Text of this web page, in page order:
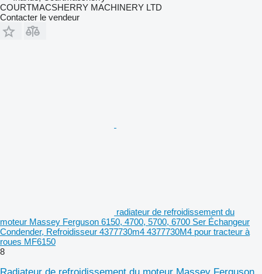
COURTMACSHERRY MACHINERY LTD
Contacter le vendeur
radiateur de refroidissement du
moteur Massey Ferguson 6150, 4700, 5700, 6700 Ser Échangeur
Condender, Refroidisseur 4377730m4 4377730M4 pour tracteur à
roues MF6150
8